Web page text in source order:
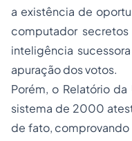
a existência de
computador
inteligência
apuração dos votos.
Porém, o Relatório
sistema de 2000
de fato, comprovando